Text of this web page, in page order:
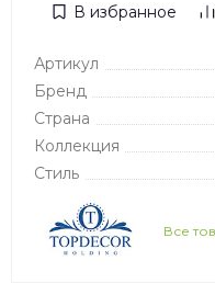
В избранное
Артикул
Бренд
Страна
Коллекция
Стиль
Все